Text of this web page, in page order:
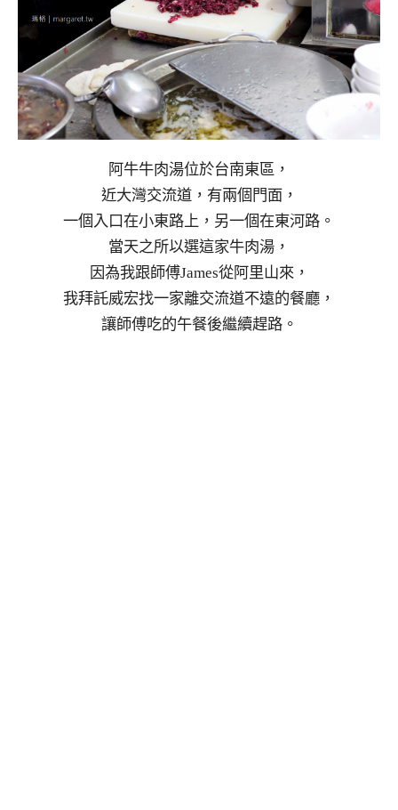
阿牛牛肉湯位於台南東區，
近大灣交流道，有兩個門面，
一個入口在小東路上，另一個在東河路。
當天之所以選這家牛肉湯，
因為我跟師傅James從阿里山來，
我拜託威宏找一家離交流道不遠的餐廳，
讓師傅吃的午餐後繼續趕路。